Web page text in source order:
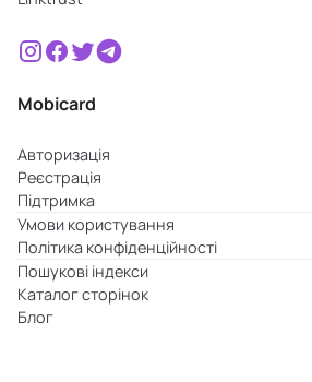
Mobicard
Авторизація
Реєстрація
Підтримка
Умови користування
Політика конфіденційності
Пошукові індекси
Каталог сторінок
Блог